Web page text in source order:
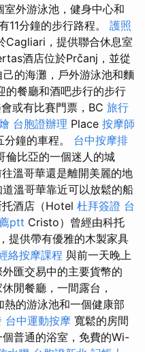
外游泳池，健身中心和
11分鐘的步行路程。 護照
Cagliari，提供聯合休息室
酒店位於Prčanj，並從
的海灘，戶外游泳池和麵
的餐廳和酒吧步行的步行
或有比賽門票，BC 旅行
台胞證辦理 Place 按摩師
鐘的車程。 台中按摩排
倫比亞的一個迷人的城
溫哥華還是離開美麗的地
溫哥華靠近可以放鬆的船
酒店（Hotel 杜拜簽證 台
ptt Cristo）曾經由科托
提供帶有優雅的木製家具
絡按摩課程 與前一天晚上
匯交易中的主要貨幣的
閒餐廳，一間露台，
的游泳池和一個健康部
台中運動按摩 寬鬆的房間
普通的浴室，免費的Wi-